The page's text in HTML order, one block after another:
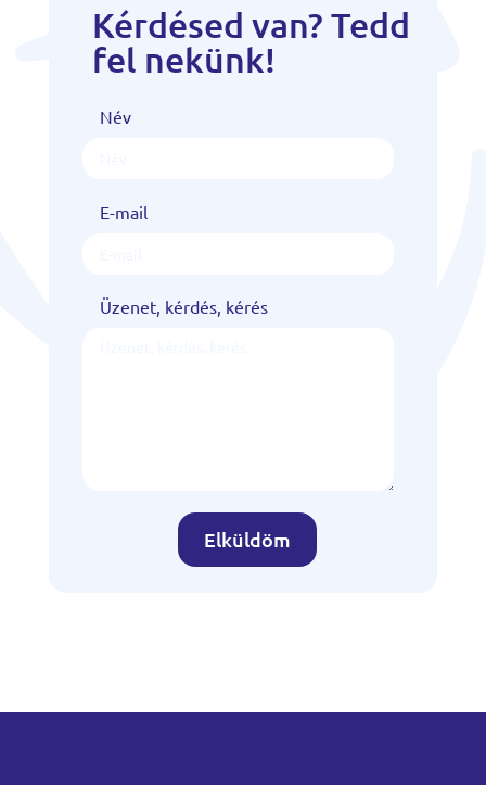
Kérdésed van? Tedd
fel nekünk!
Név
E-mail
Üzenet, kérdés, kérés
Elküldöm